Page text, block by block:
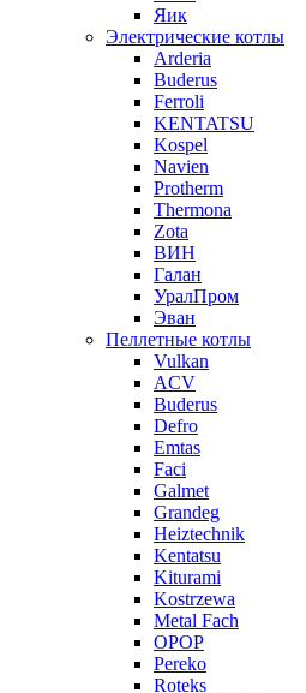
Яик
Электрические котлы
Arderia
Buderus
Ferroli
KENTATSU
Kospel
Navien
Protherm
Thermona
Zota
ВИН
Галан
УралПром
Эван
Пеллетные котлы
Vulkan
ACV
Buderus
Defro
Emtas
Faci
Galmet
Grandeg
Heiztechnik
Kentatsu
Kiturami
Kostrzewa
Metal Fach
OPOP
Pereko
Roteks